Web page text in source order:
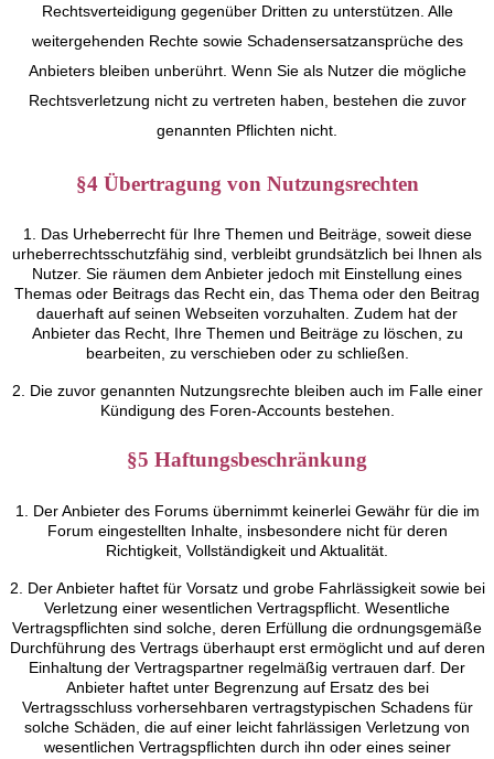
Rechtsverteidigung gegenüber Dritten zu unterstützen. Alle
weitergehenden Rechte sowie Schadensersatzansprüche des
Anbieters bleiben unberührt. Wenn Sie als Nutzer die mögliche
Rechtsverletzung nicht zu vertreten haben, bestehen die zuvor
genannten Pflichten nicht.
§4 Übertragung von Nutzungsrechten
1. Das Urheberrecht für Ihre Themen und Beiträge, soweit diese
urheberrechtsschutzfähig sind, verbleibt grundsätzlich bei Ihnen als
Nutzer. Sie räumen dem Anbieter jedoch mit Einstellung eines
Themas oder Beitrags das Recht ein, das Thema oder den Beitrag
dauerhaft auf seinen Webseiten vorzuhalten. Zudem hat der
Anbieter das Recht, Ihre Themen und Beiträge zu löschen, zu
bearbeiten, zu verschieben oder zu schließen.
2. Die zuvor genannten Nutzungsrechte bleiben auch im Falle einer
Kündigung des Foren-Accounts bestehen.
§5 Haftungsbeschränkung
1. Der Anbieter des Forums übernimmt keinerlei Gewähr für die im
Forum eingestellten Inhalte, insbesondere nicht für deren
Richtigkeit, Vollständigkeit und Aktualität.
2. Der Anbieter haftet für Vorsatz und grobe Fahrlässigkeit sowie bei
Verletzung einer wesentlichen Vertragspflicht. Wesentliche
Vertragspflichten sind solche, deren Erfüllung die ordnungsgemäße
Durchführung des Vertrags überhaupt erst ermöglicht und auf deren
Einhaltung der Vertragspartner regelmäßig vertrauen darf. Der
Anbieter haftet unter Begrenzung auf Ersatz des bei
Vertragsschluss vorhersehbaren vertragstypischen Schadens für
solche Schäden, die auf einer leicht fahrlässigen Verletzung von
wesentlichen Vertragspflichten durch ihn oder eines seiner